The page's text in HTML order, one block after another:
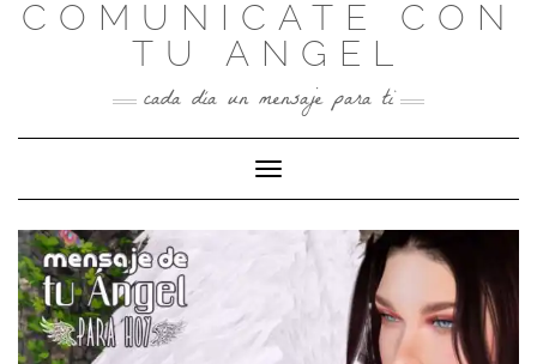
SkipCOMUNICATE CON
TU ANGEL
cada día un mensaje para ti
Toggle Navigation